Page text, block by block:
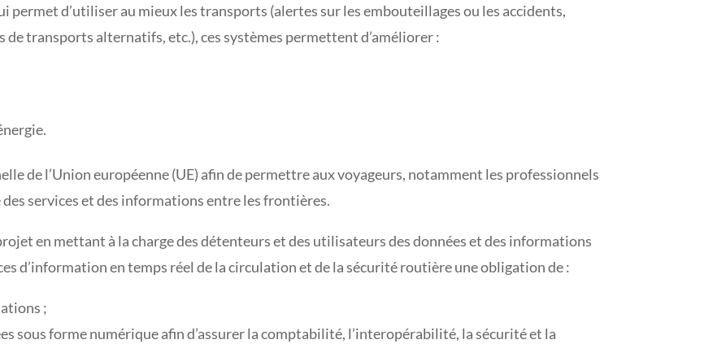
d’utiliser au mieux les transports (alertes sur les embouteillages ou les accidents,
transports alternatifs, etc.), ces systèmes permettent d’améliorer :
de l’Union européenne (UE) afin de permettre aux voyageurs, notamment les professionnels
services et des informations entre les frontières.
en mettant à la charge des détenteurs et des utilisateurs des données et des informations
d’information en temps réel de la circulation et de la sécurité routière une obligation de :
;
sous forme numérique afin d’assurer la comptabilité, l’interopérabilité, la sécurité et la